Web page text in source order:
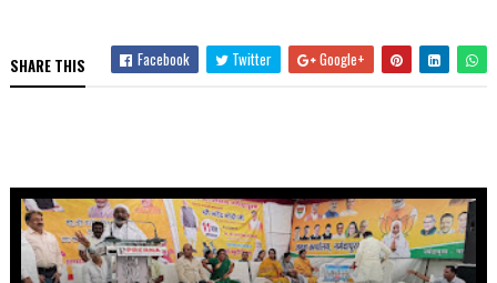
SHARE THIS Facebook Twitter Google+